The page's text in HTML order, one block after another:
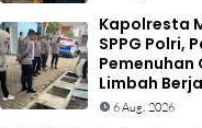
Kapolresta
SPPG Polri,
Pemenuhan
Limbah
6 Aug, 2026